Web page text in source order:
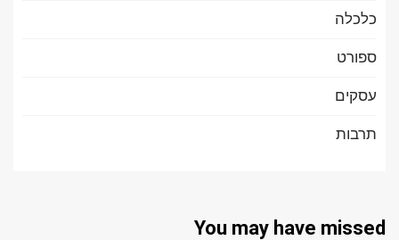
כלכלה
ספורט
עסקים
תרבות
You may have missed